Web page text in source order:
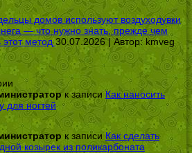
домов используют воздуходувки
— что нужно знать, прежде чем
этот метод 30.07.2026 | Автор: kmveg
к записиКак наносить
для ногтей
к записи Как сделать
козырек из поликарбоната